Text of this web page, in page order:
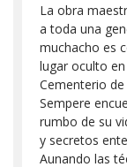
La obra
a toda una
muchacho es
lugar oculto
Cementerio
Sempere
rumbo de su
y secretos
Aunando las